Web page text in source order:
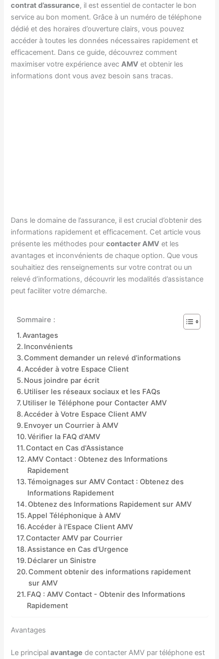
contrat d’assurance, il est essentiel de contacter le bon
service au bon moment. Grâce à un numéro de téléphone
dédié et des horaires d’ouverture clairs, vous pouvez
accéder à toutes les données nécessaires rapidement et
efficacement. Dans ce guide, découvrez comment
maximiser votre expérience avecAMV et obtenir les
informations dont vous avez besoin sans tracas.
Dans le domaine de l’assurance, il est crucial d’obtenir des
informations rapidement et efficacement. Cet article vous
présente les méthodes pourcontacter AMV et les
avantages et inconvénients de chaque option. Que vous
souhaitiez des renseignements sur votre contrat ou un
relevé d’informations, découvrir les modalités d’assistance
peut faciliter votre démarche.
Sommaire :
Avantages
Inconvénients
Comment demander un relevé d'informations
Accéder à votre Espace Client
Nous joindre par écrit
Utiliser les réseaux sociaux et les FAQs
Utiliser le Téléphone pour Contacter AMV
Accéder à Votre Espace Client AMV
Envoyer un Courrier à AMV
Vérifier la FAQ d'AMV
Contact en Cas d'Assistance
AMV Contact : Obtenez des Informations
Rapidement
Témoignages sur AMV Contact : Obtenez des
Informations Rapidement
Obtenez des Informations Rapidement sur AMV
Appel Téléphonique à AMV
Accéder à l'Espace Client AMV
Contacter AMV par Courrier
Assistance en Cas d'Urgence
Déclarer un Sinistre
Comment obtenir des informations rapidement
sur AMV
FAQ : AMV Contact - Obtenir des Informations
Rapidement
Avantages
Le principalavantage de contacter AMV par téléphone est